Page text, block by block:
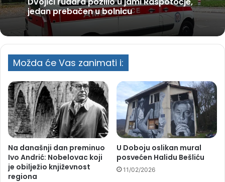
jedan prebačen u bolnicu
Možda će Vas zanimati i:
Na današnji dan preminuo
Ivo Andrić: Nobelovac koji
je obilježio književnost
regiona
U Doboju oslikan mural
posvećen Halidu Bešliću
11/02/2026